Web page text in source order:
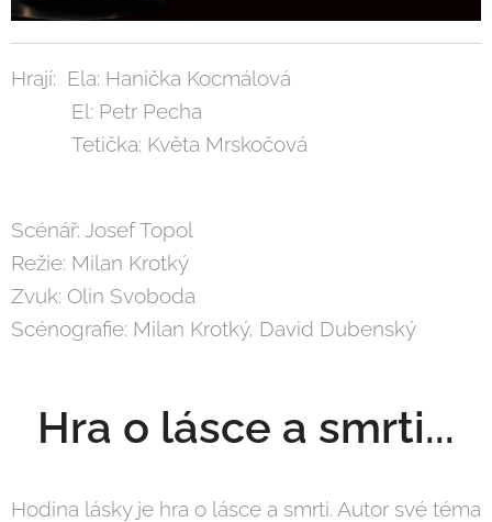
Hrají: Ela: Hanička Kocmálová
El: Petr Pecha
Tetička: Květa Mrskočová
Scénář: Josef Topol
Režie: Milan Krotký
Zvuk: Olin Svoboda
Scénografie: Milan Krotký, David Dubenský
Hra o lásce a smrti...
Hodina lásky je hra o lásce a smrti. Autor své téma